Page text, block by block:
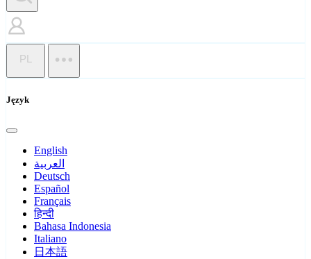
PL
Język
English
العربية
Deutsch
Español
Français
हिन्दी
Bahasa Indonesia
Italiano
日本語